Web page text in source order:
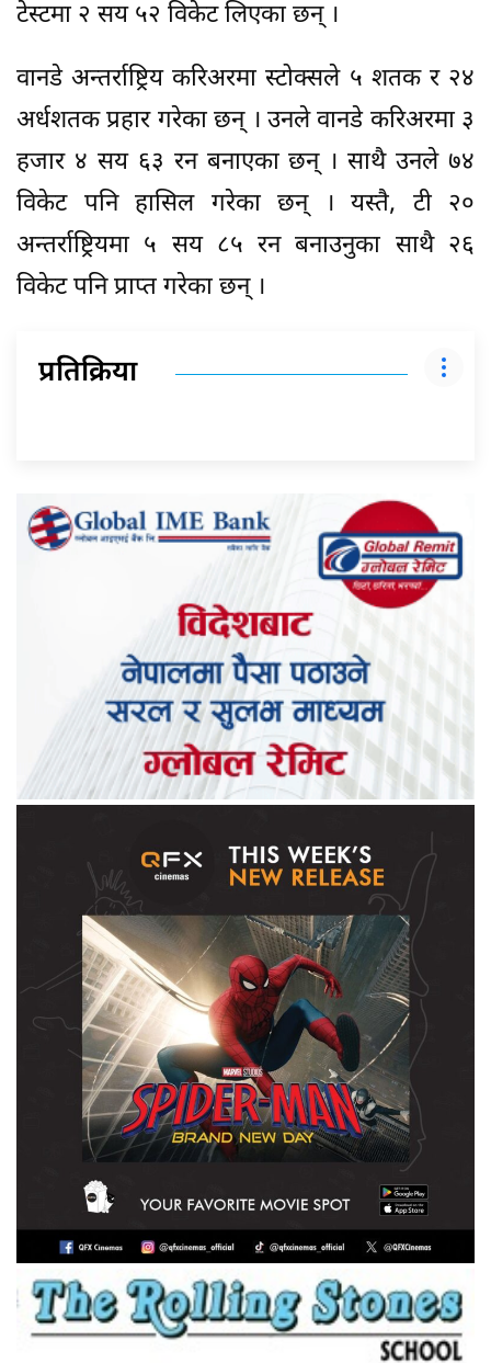
टेस्टमा २ सय ५२ विकेट लिएका छन् ।
वानडे अन्तर्राष्ट्रिय करिअरमा स्टोक्सले ५ शतक र २४
अर्धशतक प्रहार गरेका छन् । उनले वानडे करिअरमा ३
हजार ४ सय ६३ रन बनाएका छन् । साथै उनले ७४
विकेट पनि हासिल गरेका छन् । यस्तै, टी २०
अन्तर्राष्ट्रियमा ५ सय ८५ रन बनाउनुका साथै २६
विकेट पनि प्राप्त गरेका छन् ।
प्रतिक्रिया